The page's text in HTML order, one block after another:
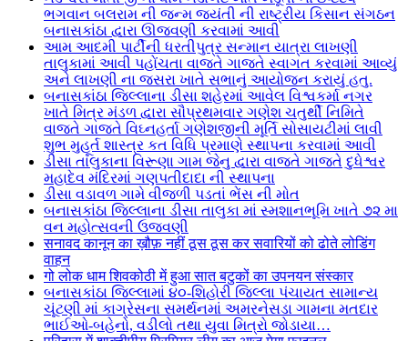
ભગવાન બલરામ ની જન્મ જયંતી ની રાષ્ટ્રીય કિસાન સંગઠન
બનાસકાંઠા દ્વારા ઊજવણી કરવામાં આવી
આમ આદમી પાર્ટીની ધરતીપુત્ર સન્માન યાત્રા લાખણી
તાલુકામાં આવી પહોંચતા વાજતે ગાજતે સ્વાગત કરવામાં આવ્યું
અને લાખણી ના જસરા ખાતે સભાનું આયોજન કરાયું હતુ.
બનાસકાંઠા જિલ્લાના ડીસા શહેરમાં આવેલ વિશ્વકર્મા નગર
ખાતે મિત્ર મંડળ દ્વારા સૌપ્રથમવાર ગણેશ ચતુર્થી નિમિતે
વાજતે ગાજતે વિઘ્નહર્તા ગણેશજીની મૂર્તિ સોસાયટીમાં લાવી
શુભ મુહૂર્ત શાસ્ત્ર કત વિધિ પ્રમાણે સ્થાપના કરવામાં આવી
ડીસા તાલુકાના વિરૂણા ગામ જેનુ દ્વારા વાજતે ગાજતે દુધેશ્વર
મહાદેવ મંદિરમાં ગણપતીદાદા ની સ્થાપના
ડીસા વડાવળ ગામે વીજળી પડતાં ભેંસ ની મોત
બનાસકાંઠા જિલ્લાના ડીસા તાલુકા માં સ્મશાનભૂમિ ખાતે ૭૨ મા
વન મહોત્સવની ઉજવણી
सनावद कानून का ख़ौफ़ नहीं ठूस ठूस कर सवारियों को ढोते लोडिंग
वाहन
गो लोक धाम शिवकोठी में हुआ सात बटुकों का उपनयन संस्कार
બનાસકાંઠા જિલ્લામાં ૪૦-શિહોરી જિલ્લા પંચાયત સામાન્ય
ચૂંટણી માં કાગ્રેસના સમર્થનમાં અમરનેસડા ગામના મતદાર
ભાઈઓ-બહેનો, વડીલો તથા યુવા મિત્રો જોડાયા…